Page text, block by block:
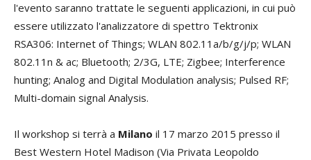
l'evento saranno trattate le seguenti applicazioni, in cui può
essere utilizzato l'analizzatore di spettro Tektronix
RSA306: Internet of Things; WLAN 802.11a/b/g/j/p; WLAN
802.11n & ac; Bluetooth; 2/3G, LTE; Zigbee; Interference
hunting; Analog and Digital Modulation analysis; Pulsed RF;
Multi-domain signal Analysis.
Il workshop si terrà a Milano il 17 marzo 2015 presso il
Best Western Hotel Madison (Via Privata Leopoldo